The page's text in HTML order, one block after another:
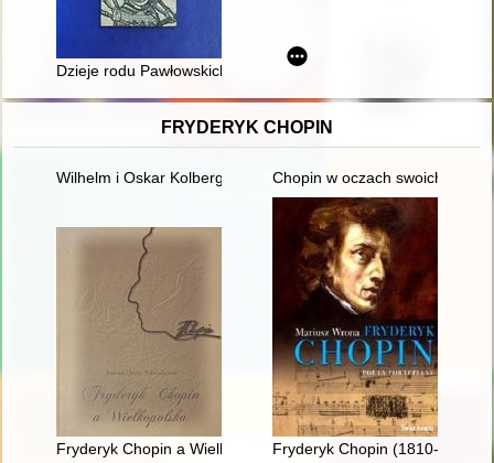
Dzieje rodu Pawłowskich z Pawłowic w pszczyńskim wolnym
FRYDERYK CHOPIN
Wilhelm i Oskar Kolbergowie - zarys życia i przyjaźni z
Chopin w oczach swoich
Fryderyk Chopin a WielkopolskaFryderyk Chopin (1810-1849).